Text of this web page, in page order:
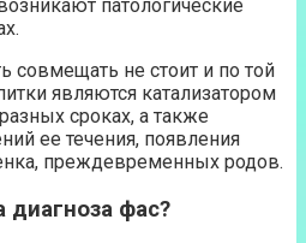
патологические
совмещать не стоит и по той
являются катализатором
сроках, а также
ее течения, появления
преждевременных родов.
диагноза фас?